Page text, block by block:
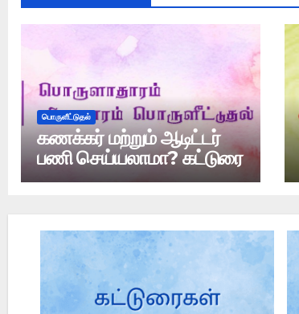
பொருளீட்டுதல்
கணக்கர் மற்றும் ஆடிட்டர்
பணி செய்யலாமா? கட்டுரை